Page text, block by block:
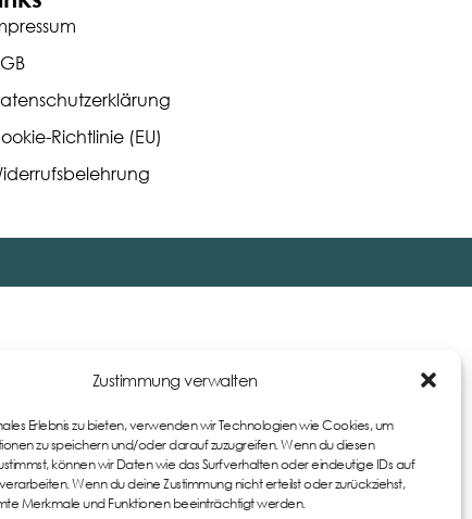
Zustimmung verwalten
Erlebnis zu bieten, verwenden wir Technologien wie Cookies, um
zu speichern und/oder darauf zuzugreifen. Wenn du diesen
können wir Daten wie das Surfverhalten oder eindeutige IDs auf
Wenn du deine Zustimmung nicht erteilst oder zurückziehst,
Merkmale und Funktionen beeinträchtigt werden.
Richtlinie (EU)